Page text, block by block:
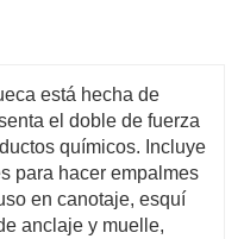
está hecha de
el doble de fuerza
químicos. Incluye
para hacer empalmes
en canotaje, esquí
anclaje y muelle,